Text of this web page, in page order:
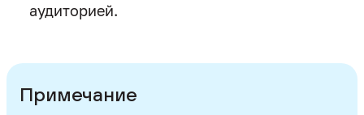
аудиторией.
Примечание